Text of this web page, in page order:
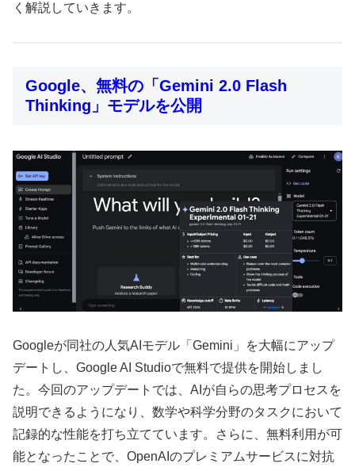
く解説していきます。
Google、無料の「Gemini 2.0 Flash
Thinking」モデルを公開
Googleが同社の人気AIモデル「Gemini」を大幅にアップ
デートし、Google AI Studioで無料で提供を開始しまし
た。今回のアップデートでは、AIが自らの思考プロセスを
説明できるようになり、数学や科学分野のタスクにおいて
記録的な性能を打ち立てています。さらに、無料利用が可
能となったことで、OpenAIのプレミアムサービスに対抗